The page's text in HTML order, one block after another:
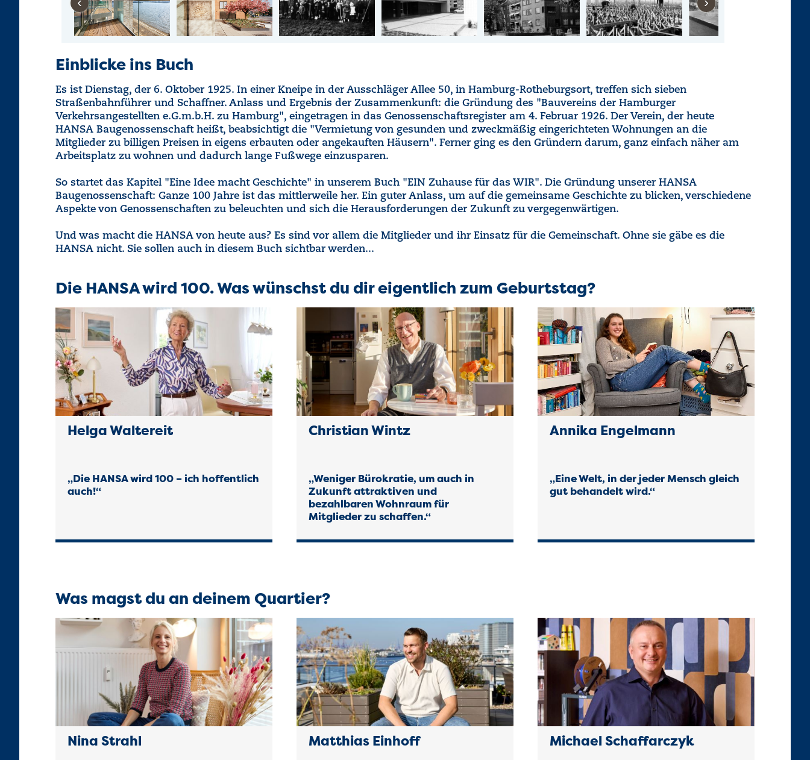
Einblicke ins Buch
Es ist Dienstag, der 6. Oktober 1925. In einer Kneipe in der Ausschläger Allee 50, in Hamburg-Rotheburgsort, treffen sich sieben
Straßenbahnführer und Schaffner. Anlass und Ergebnis der Zusammenkunft: die Gründung des "Bauvereins der Hamburger
Verkehrsangestellten e.G.m.b.H. zu Hamburg", eingetragen in das Genossenschaftsregister am 4. Februar 1926. Der Verein, der heute
HANSA Baugenossenschaft heißt, beabsichtigt die "Vermietung von gesunden und zweckmäßig eingerichteten Wohnungen an die
Mitglieder zu billigen Preisen in eigens erbauten oder angekauften Häusern". Ferner ging es den Gründern darum, ganz einfach näher am
Arbeitsplatz zu wohnen und dadurch lange Fußwege einzusparen.
So startet das Kapitel "Eine Idee macht Geschichte" in unserem Buch "EIN Zuhause für das WIR". Die Gründung unserer HANSA
Baugenossenschaft: Ganze 100 Jahre ist das mittlerweile her. Ein guter Anlass, um auf die gemeinsame Geschichte zu blicken, verschiedene
Aspekte von Genossenschaften zu beleuchten und sich die Herausforderungen der Zukunft zu vergegenwärtigen.
Und was macht die HANSA von heute aus? Es sind vor allem die Mitglieder und ihr Einsatz für die Gemeinschaft. Ohne sie gäbe es die
HANSA nicht. Sie sollen auch in diesem Buch sichtbar werden...
Die HANSA wird 100. Was wünschst du dir eigentlich zum Geburtstag?
Helga Waltereit
„Die HANSA wird 100 – ich hoffentlich
auch!“
Christian Wintz
„Weniger Bürokratie, um auch in
Zukunft attraktiven und
bezahlbaren Wohnraum für
Mitglieder zu schaffen.“
Annika Engelmann
„Eine Welt, in der jeder Mensch gleich
gut behandelt wird.“
Was magst du an deinem Quartier?
Nina Strahl Matthias Einhoff Michael Schaffarczyk